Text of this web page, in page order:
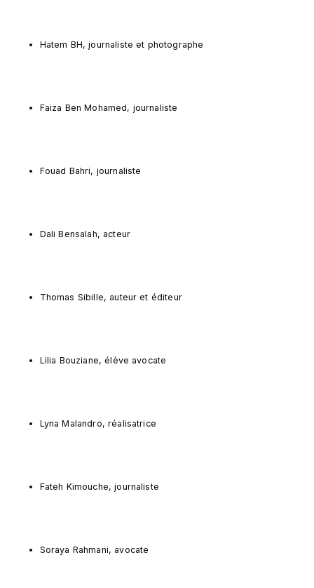
Hatem BH, journaliste et photographe
Faiza Ben Mohamed, journaliste
Fouad Bahri, journaliste
Dali Bensalah, acteur
Thomas Sibille, auteur et éditeur
Lilia Bouziane, élève avocate
Lyna Malandro, réalisatrice
Fateh Kimouche, journaliste
Soraya Rahmani, avocate